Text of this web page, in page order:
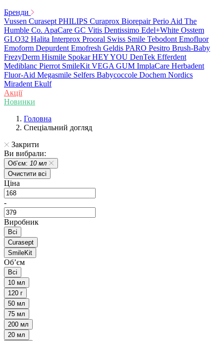
Бренди
Vussen Curasept PHILIPS Curaprox Biorepair Perio Aid The
Humble Co. ApaCare GC Vitis Dentissimo Edel+White Osstem
GLO32 Halita Interprox Prooral Swiss Smile Tebodont Emofluor
Emoform Depurdent Emofresh Geldis PARO Pesitro Brush-Baby
FrezyDerm Hismile Spokar HEY YOU DenTek Efferdent
Mediblanc Pierrot SmileKit VEGA GUM ImplaCare Herbadent
Fluor-Aid Megasmile Selfers Babycoccole Dochem Nordics
Miradent Ekulf
Акції
Новинки
Головна
Спеціальний догляд
Закрити
Ви вибрали:
Обʼєм: 10 мл
Очистити всі
Ціна
-
Виробник
Всі
Curasept
SmileKit
Обʼєм
Всі
10 мл
120 г
50 мл
75 мл
200 мл
20 мл